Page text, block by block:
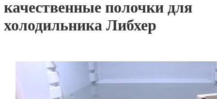
качественные полочки для
холодильника Либхер